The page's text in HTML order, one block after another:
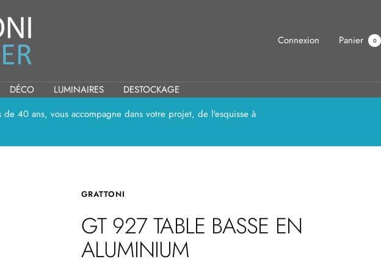
Connexion Panier 0
DÉCO LUMINAIRES
DESTOCKAGE
40 ans, vous accompagne dans votre projet, de l'esquisse à
GRATTONI
GT 927 TABLE BASSE EN
ALUMINIUM